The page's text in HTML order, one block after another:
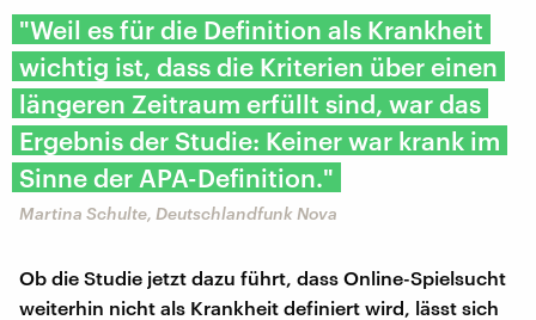
"Weil es für die Definition als Krankheit
wichtig ist, dass die Kriterien über einen
längeren Zeitraum erfüllt sind, war das
Ergebnis der Studie: Keiner war krank im
Sinne der APA-Definition."
Martina Schulte, Deutschlandfunk Nova
Ob die Studie jetzt dazu führt, dass Online-Spielsucht
weiterhin nicht als Krankheit definiert wird, lässt sich